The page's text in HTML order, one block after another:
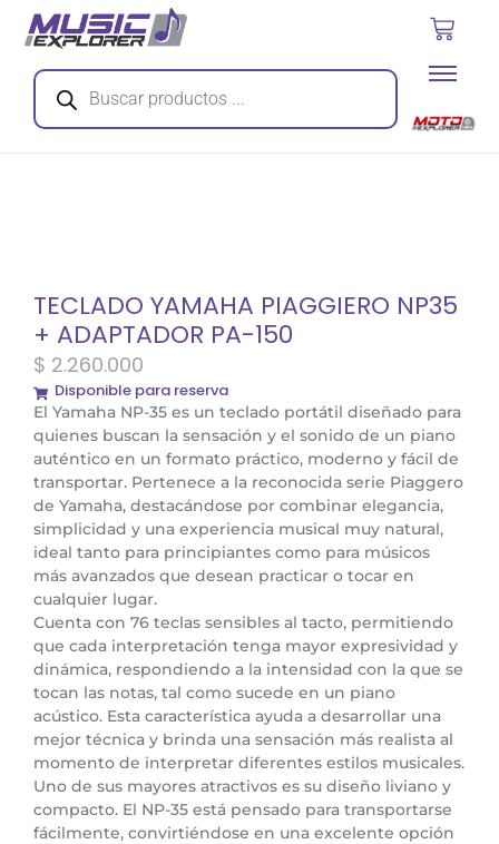
TECLADO YAMAHA PIAGGIERO NP35
+ ADAPTADOR PA-150
$ 2.260.000
Disponible para reserva
El Yamaha NP-35 es un teclado portátil diseñado para
quienes buscan la sensación y el sonido de un piano
auténtico en un formato práctico, moderno y fácil de
transportar. Pertenece a la reconocida serie Piaggero
de Yamaha, destacándose por combinar elegancia,
simplicidad y una experiencia musical muy natural,
ideal tanto para principiantes como para músicos
más avanzados que desean practicar o tocar en
cualquier lugar.
Cuenta con 76 teclas sensibles al tacto, permitiendo
que cada interpretación tenga mayor expresividad y
dinámica, respondiendo a la intensidad con la que se
tocan las notas, tal como sucede en un piano
acústico. Esta característica ayuda a desarrollar una
mejor técnica y brinda una sensación más realista al
momento de interpretar diferentes estilos musicales.
Uno de sus mayores atractivos es su diseño liviano y
compacto. El NP-35 está pensado para transportarse
fácilmente, convirtiéndose en una excelente opción